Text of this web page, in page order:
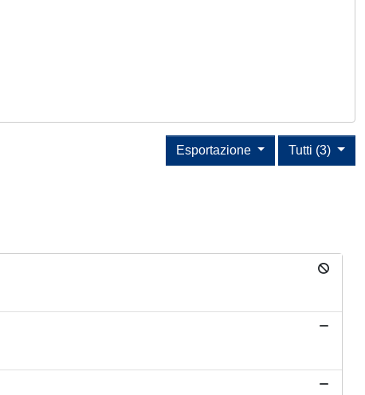
Tutti (3)
Esportazione